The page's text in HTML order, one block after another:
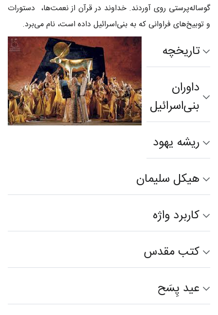
گوساله‌پرستی روی آوردند. خداوند در قرآن از نعمت‌ها، ‌ دستورات
و توبیخ‌های فراوانی که به بنی‌اسرائیل داده است، نام می‌برد.
تاریخچه
داوران
بنی‌اسرائیل
ریشه یهود
هیکل سلیمان
کاربرد واژه
کتب مقدس
عید پِسَح